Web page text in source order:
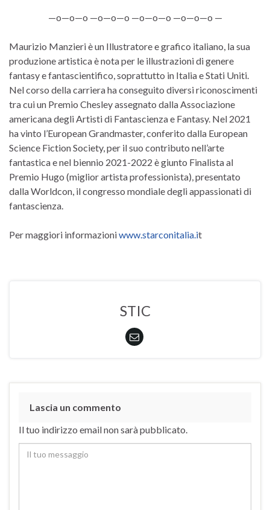
—o—o—o —o—o—o —o—o—o —o—o—o —
Maurizio Manzieri è un Illustratore e grafico italiano, la sua
produzione artistica è nota per le illustrazioni di genere
fantasy e fantascientifico, soprattutto in Italia e Stati Uniti.
Nel corso della carriera ha conseguito diversi riconoscimenti
tra cui un Premio Chesley assegnato dalla Associazione
americana degli Artisti di Fantascienza e Fantasy. Nel 2021
ha vinto l’European Grandmaster, conferito dalla European
Science Fiction Society, per il suo contributo nell’arte
fantastica e nel biennio 2021-2022 è giunto Finalista al
Premio Hugo (miglior artista professionista), presentato
dalla Worldcon, il congresso mondiale degli appassionati di
fantascienza.
Per maggiori informazioniwww.starconitalia.it
STIC
Lascia un commento
Il tuo indirizzo email non sarà pubblicato.